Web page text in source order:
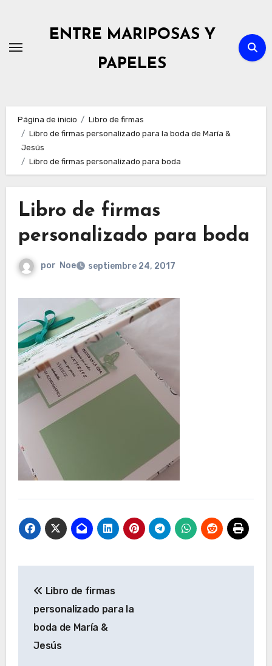
contenido
ENTRE MARIPOSAS Y
PAPELES
Página de inicio
Libro de firmas
Libro de firmas personalizado para la boda de María &
Jesús
Libro de firmas personalizado para boda
Libro de firmas
personalizado para boda
por Noe septiembre 24, 2017
de
entradas
Libro de firmas
personalizado para la
boda de María &
Jesús